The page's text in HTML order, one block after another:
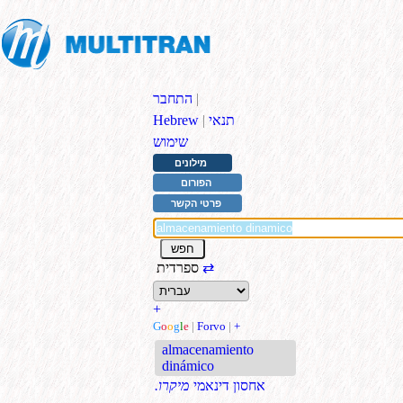
התחבר |
Hebrew | תנאי
שימוש
מילונים
הפורום
פרטי הקשר
⇄
+
Google | Forvo | +
almacenamiento
dinámico
.מיקרו אחסון דינאמי